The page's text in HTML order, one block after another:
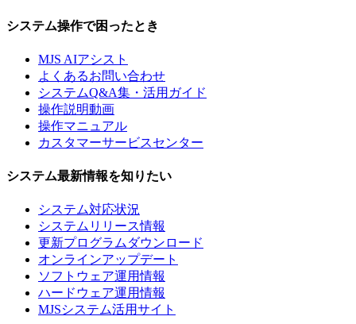
システム操作で困ったとき
MJS AIアシスト
よくあるお問い合わせ
システムQ&A集・活用ガイド
操作説明動画
操作マニュアル
カスタマーサービスセンター
システム最新情報を知りたい
システム対応状況
システムリリース情報
更新プログラムダウンロード
オンラインアップデート
ソフトウェア運用情報
ハードウェア運用情報
MJSシステム活用サイト